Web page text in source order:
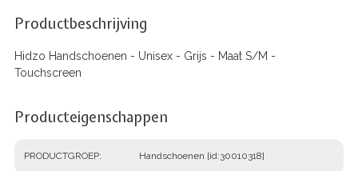
Productbeschrijving
Hidzo Handschoenen - Unisex - Grijs - Maat S/M -
Touchscreen
Producteigenschappen
PRODUCTGROEP Handschoenen [id:30010318]